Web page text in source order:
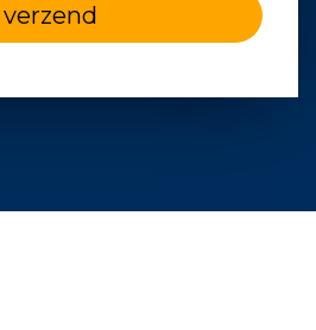
verzend